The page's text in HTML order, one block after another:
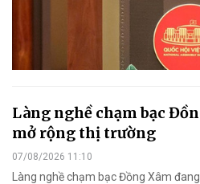
Làng nghề chạm bạc
mở rộng thị trường
07/08/2026 11:10
Làng nghề chạm bạc Đồng Xâm